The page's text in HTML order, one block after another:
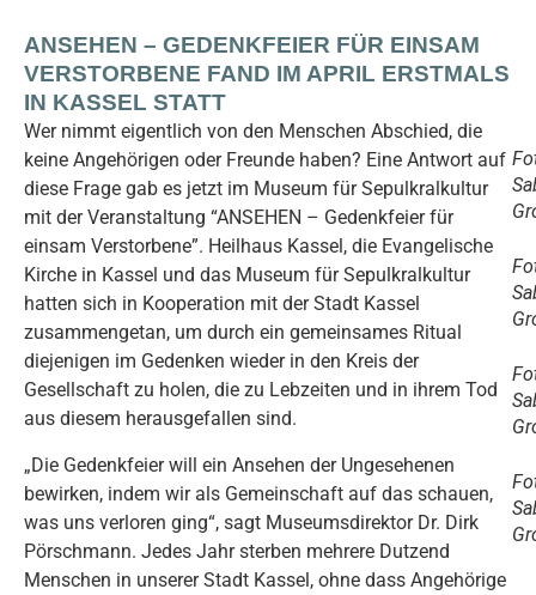
ANSEHEN – GEDENKFEIER FÜR EINSAM
VERSTORBENE FAND IM APRIL ERSTMALS
IN KASSEL STATT
Wer nimmt eigentlich von den Menschen Abschied, die
keine Angehörigen oder Freunde haben? Eine Antwort auf
diese Frage gab es jetzt im Museum für Sepulkralkultur
mit der Veranstaltung “ANSEHEN – Gedenkfeier für
einsam Verstorbene”. Heilhaus Kassel, die Evangelische
Kirche in Kassel und das Museum für Sepulkralkultur
hatten sich in Kooperation mit der Stadt Kassel
zusammengetan, um durch ein gemeinsames Ritual
diejenigen im Gedenken wieder in den Kreis der
Gesellschaft zu holen, die zu Lebzeiten und in ihrem Tod
aus diesem herausgefallen sind.
„Die Gedenkfeier will ein Ansehen der Ungesehenen
bewirken, indem wir als Gemeinschaft auf das schauen,
was uns verloren ging“, sagt Museumsdirektor Dr. Dirk
Pörschmann. Jedes Jahr sterben mehrere Dutzend
Menschen in unserer Stadt Kassel, ohne dass Angehörige